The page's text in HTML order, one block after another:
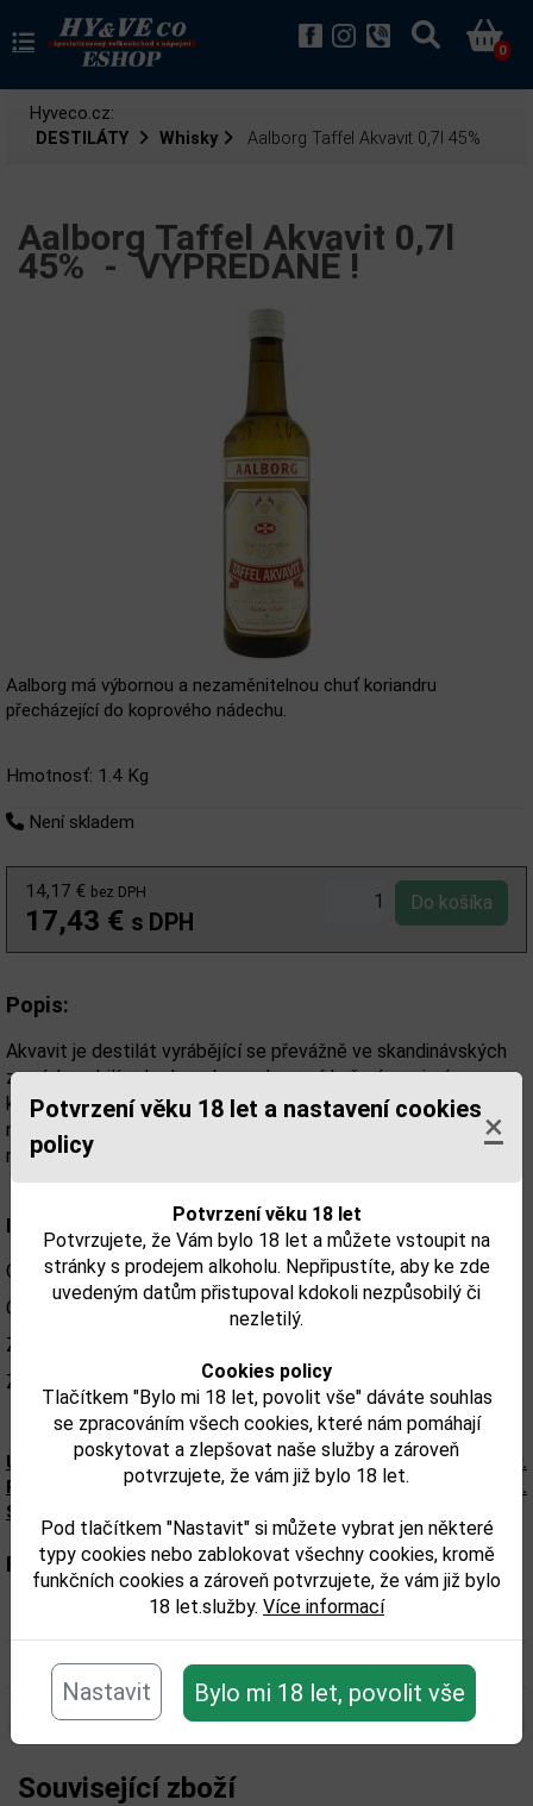
Potvrzení věku 18 let a nastavení cookies
policy
×
Potvrzení věku 18 let
Potvrzujete, že Vám bylo 18 let a můžete vstoupit na
stránky s prodejem alkoholu. Nepřipustíte, aby ke zde
uvedeným datům přistupoval kdokoli nezpůsobilý či
nezletilý.
Cookies policy
Tlačítkem "Bylo mi 18 let, povolit vše" dáváte souhlas
se zpracováním všech cookies, které nám pomáhají
poskytovat a zlepšovat naše služby a zároveň
potvrzujete, že vám již bylo 18 let.
Pod tlačítkem "Nastavit" si můžete vybrat jen některé
typy cookies nebo zablokovat všechny cookies, kromě
funkčních cookies a zároveň potvrzujete, že vám již bylo
18 let.služby. Více informací
Nastavit Bylo mi 18 let, povolit vše
0
Hyveco.cz:
DESTILÁTY
Whisky Aalborg Taffel Akvavit 0,7l 45%
Aalborg Taffel Akvavit 0,7l
45% -VYPREDANÉ !
Aalborg má výbornou a nezaměnitelnou chuť koriandru
přecházející do koprového nádechu.
Hmotnosť: 1.4 Kg
Není skladem
14,17 € bez DPH
17,43 € s DPH
Popis:
Akvavit je destilát vyrábějící se převážně ve skandinávských
zemích z obilí nebo brambor ochucený kořením zejména
kmínem a dalšími bylinami.Aalborg má výbornou a
nezaměnitelnou chuť koriandru přecházející do koprového
nádechu.
Informace
Obsah alkoholu: 40%obj
Obsah lahve: 0,7l
Země původu: Dánsko
Značka: Aalborg
Upozorňujeme, že tento produkt môže obsahovať alergény.
Presné zloženie a alergény sú k dispozícii na obale výrobku.
Skontrolujte prosím pred konzumáciou.
Parametry:
Obsah alkoholu obj. %:
Objem obalu (L): 0,7
Související zboží